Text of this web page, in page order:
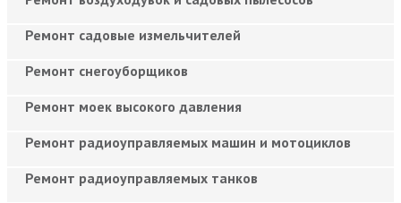
Ремонт садовые измельчителей
Ремонт снегоуборщиков
Ремонт моек высокого давления
Ремонт радиоуправляемых машин и мотоциклов
Ремонт радиоуправляемых танков